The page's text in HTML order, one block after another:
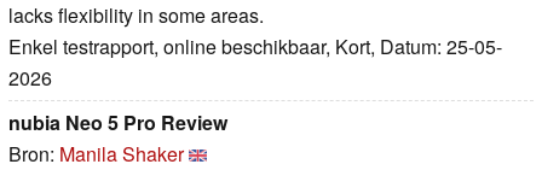
lacks flexibility in some areas.
Enkel testrapport, online beschikbaar, Kort, Datum: 25-05-
2026
nubia Neo 5 Pro Review
Bron: Manila Shaker